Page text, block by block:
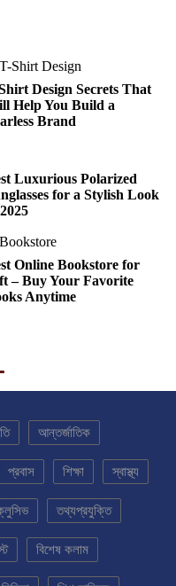
Design Secrets That
Help You Build a
Brand
Luxurious Polarized
for a Stylish Look
Online Bookstore for
– Buy Your Favorite
Anytime
আন্তর্জাতিক
প্রবাস শিক্ষা স্বাস্থ্য
তথ্যপ্রযুক্তি
বিশেষ কলাম